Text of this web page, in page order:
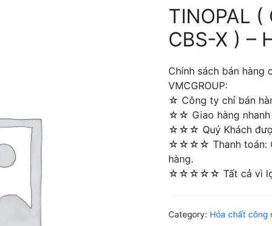
TINOPAL (
CBS-X ) –
Chính sách bán hàng
VMCGROUP:
☆ Công ty chỉ bán
☆☆ Giao hàng nhanh
☆☆☆ Quý Khách
☆☆☆☆ Thanh toán:
hàng.
☆☆☆☆☆ Tất cả vì lợi
Category: Hóa chất công